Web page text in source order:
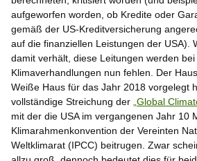
aufgeworfen worden, ob Kredite oder
gemäß der US-Kreditversicherung
auf die finanziellen Leistungen der USA).
damit verhält, diese Leitungen werden
Klimaverhandlungen nun fehlen. Der
Weiße Haus für das Jahr 2018 vorgelegt
vollständige Streichung der „Global
mit der die USA im vergangenen Jahr 10
Klimarahmenkonvention der Vereinten
Weltklimarat (IPCC) beitrugen. Zwar